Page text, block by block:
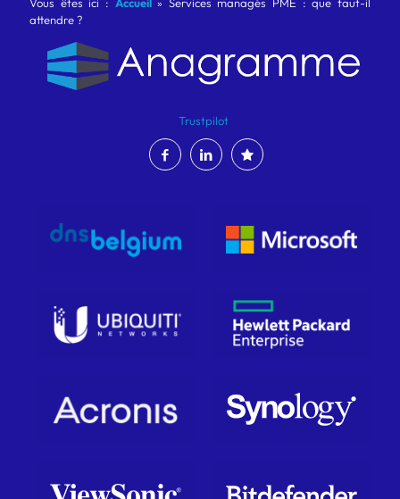
Vous êtes ici : Accueil» Services managés PME : que faut-il
attendre ?
Trustpilot